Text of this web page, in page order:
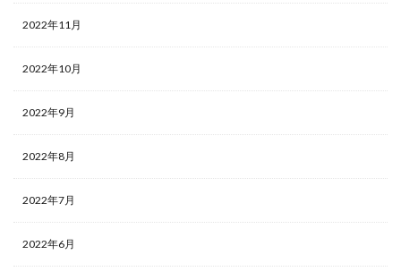
2022年11月
2022年10月
2022年9月
2022年8月
2022年7月
2022年6月